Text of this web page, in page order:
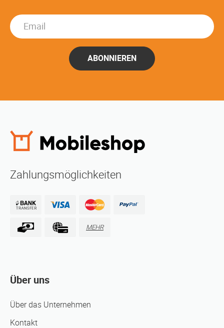
ABONNIEREN
Zahlungsmöglichkeiten
MEHR
Über uns
Über das Unternehmen
Kontakt